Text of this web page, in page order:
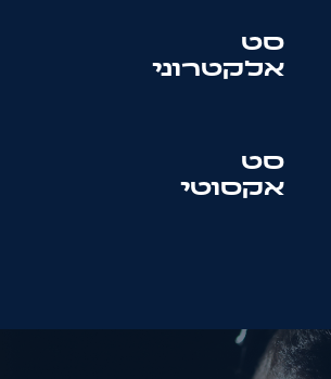
סט
אלקטרוני
סט
אקסוטי
סולטון + מוטיף